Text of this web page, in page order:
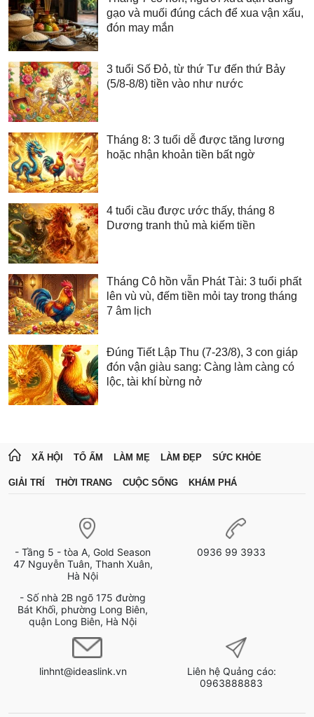
gạo và muối đúng cách để xua vận xấu,
đón may mắn
3 tuổi Số Đỏ, từ thứ Tư đến thứ Bảy
(5/8-8/8) tiền vào như nước
Tháng 8: 3 tuổi dễ được tăng lương
hoặc nhận khoản tiền bất ngờ
4 tuổi cầu được ước thấy, tháng 8
Dương tranh thủ mà kiếm tiền
Tháng Cô hồn vẫn Phát Tài: 3 tuổi phất
lên vù vù, đếm tiền mỏi tay trong tháng
7 âm lịch
Đúng Tiết Lập Thu (7-23/8), 3 con giáp
đón vận giàu sang: Càng làm càng có
lộc, tài khí bừng nở
XÃ HỘI TỔ ẤM LÀM MẸ LÀM ĐẸP SỨC KHỎE
GIẢI TRÍ THỜI TRANG CUỘC SỐNG KHÁM PHÁ
- Tầng 5 - tòa A, Gold Season
47 Nguyễn Tuân, Thanh Xuân,
Hà Nội
- Số nhà 2B ngõ 175 đường
Bát Khối, phường Long Biên,
quận Long Biên, Hà Nội
0936 99 3933
linhnt@ideaslink.vn
Liên hệ Quảng cáo:
0963888883